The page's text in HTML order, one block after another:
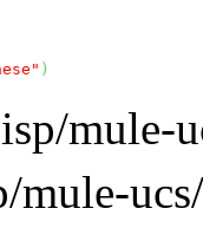
)
mule-
mule-